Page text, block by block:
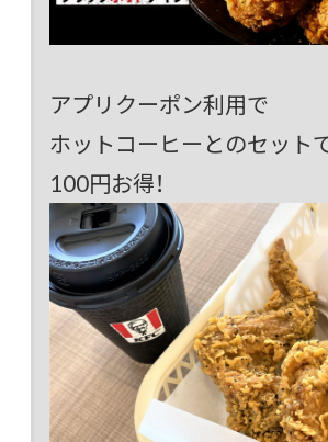
アプリクーポン利用で
ホットコーヒーとのセットで
100円お得！